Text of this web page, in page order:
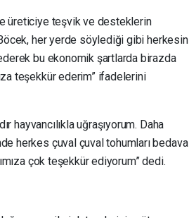
üreticiye teşvik ve desteklerin
her yerde söylediği gibi herkesin
bu ekonomik şartlarda birazda
teşekkür ederim” ifadelerini
hayvancılıkla uğraşıyorum. Daha
herkes çuval çuval tohumları bedava
çok teşekkür ediyorum” dedi.